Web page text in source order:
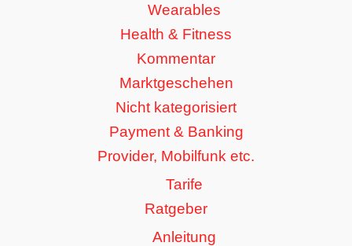
Wearables
Health & Fitness
Kommentar
Marktgeschehen
Nicht kategorisiert
Payment & Banking
Provider, Mobilfunk etc.
Tarife
Ratgeber
Anleitung